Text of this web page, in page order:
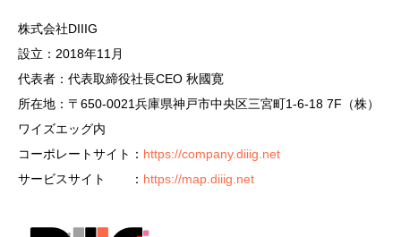
株式会社DIIIG
設立：2018年11月
代表者：代表取締役社長CEO 秋國寛
所在地：〒650-0021兵庫県神戸市中央区三宮町1-6-18 7F（株）
ワイズエッグ内
コーポレートサイト： https://company.diiig.net
サービスサイト ： https://map.diiig.net